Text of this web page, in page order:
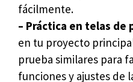
fácilmente.
– Práctica en telas de
en tu proyecto
prueba similares para
funciones y ajustes de